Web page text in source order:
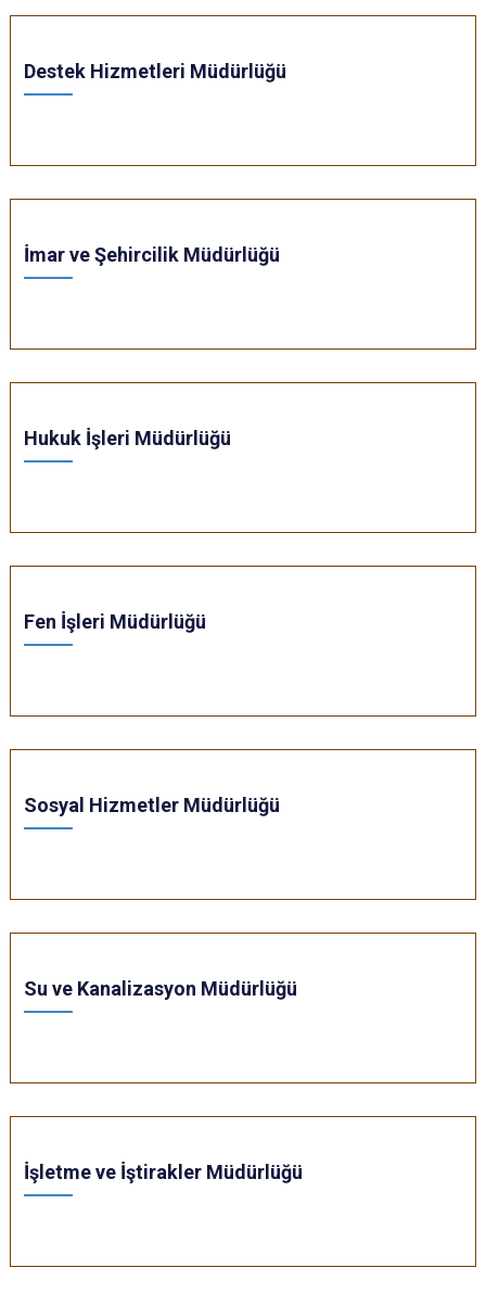
Destek Hizmetleri Müdürlüğü
İmar ve Şehircilik Müdürlüğü
Hukuk İşleri Müdürlüğü
Fen İşleri Müdürlüğü
Sosyal Hizmetler Müdürlüğü
Su ve Kanalizasyon Müdürlüğü
İşletme ve İştirakler Müdürlüğü